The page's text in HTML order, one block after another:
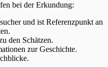
bei der Erkundung:
und ist Referenzpunkt an
den Schätzen.
zur Geschichte.